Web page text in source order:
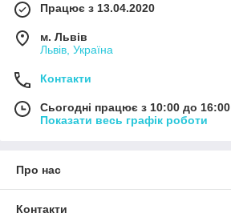
Працює з 13.04.2020
м. Львів
Львів, Україна
Контакти
Сьогодні працює з 10:00 до 16:00
Показати весь графік роботи
Про нас
Контакти